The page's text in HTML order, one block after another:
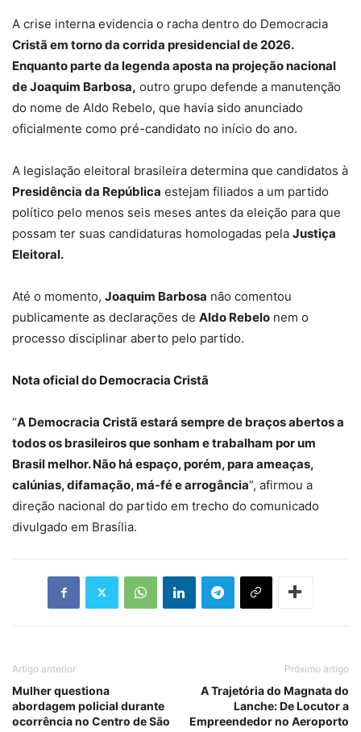
A crise interna evidencia o racha dentro do Democracia
Cristã em torno da corrida presidencial de 2026.
Enquanto parte da legenda aposta na projeção nacional
de Joaquim Barbosa, outro grupo defende a manutenção
do nome de Aldo Rebelo, que havia sido anunciado
oficialmente como pré-candidato no início do ano.
A legislação eleitoral brasileira determina que candidatos à
Presidência da República estejam filiados a um partido
político pelo menos seis meses antes da eleição para que
possam ter suas candidaturas homologadas pela Justiça
Eleitoral.
Até o momento, Joaquim Barbosa não comentou
publicamente as declarações de Aldo Rebelo nem o
processo disciplinar aberto pelo partido.
Nota oficial do Democracia Cristã
“A Democracia Cristã estará sempre de braços abertos a
todos os brasileiros que sonham e trabalham por um
Brasil melhor. Não há espaço, porém, para ameaças,
calúnias, difamação, má-fé e arrogância”, afirmou a
direção nacional do partido em trecho do comunicado
divulgado em Brasília.
Artigo anterior
Mulher questiona
abordagem policial durante
ocorrência no Centro de São
Próximo artigo
A Trajetória do Magnata do
Lanche: De Locutor a
Empreendedor no Aeroporto